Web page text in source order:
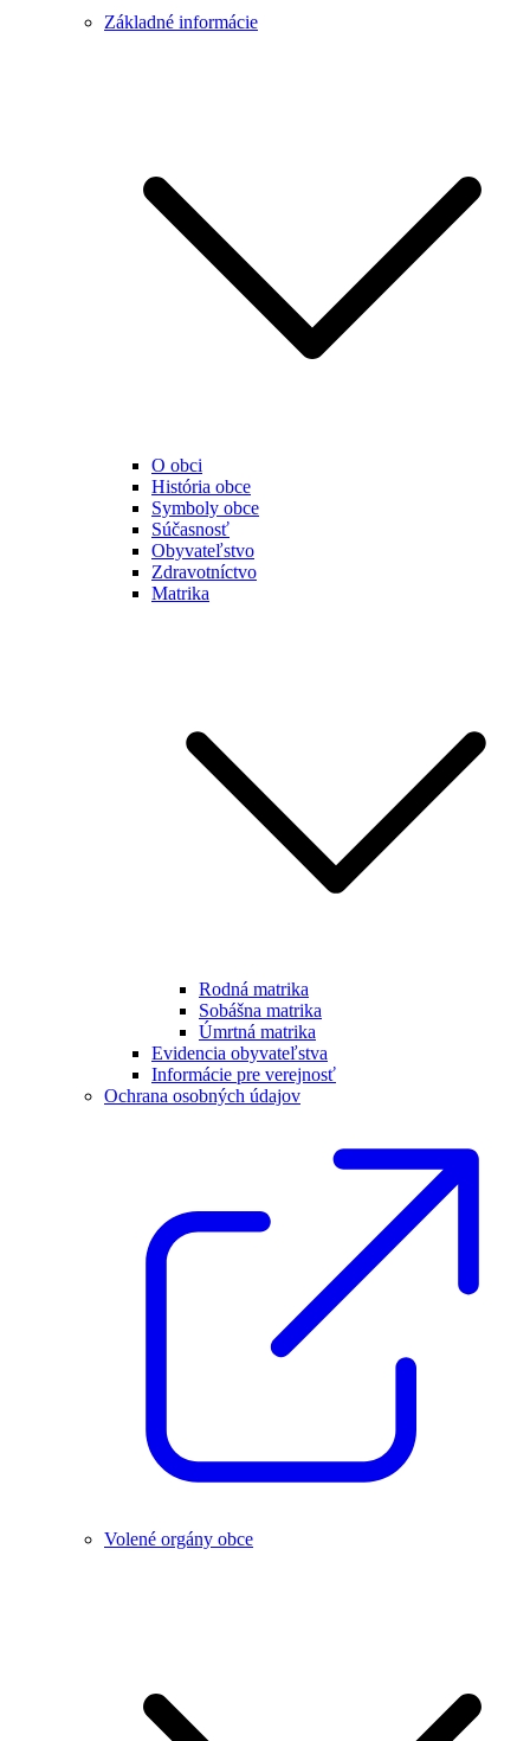
Základné informácie
O obci
História obce
Symboly obce
Súčasnosť
Obyvateľstvo
Zdravotníctvo
Matrika
Rodná matrika
Sobášna matrika
Úmrtná matrika
Evidencia obyvateľstva
Informácie pre verejnosť
Ochrana osobných údajov
Volené orgány obce